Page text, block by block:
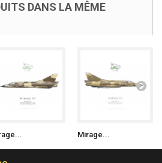
DANS LA MÊME
Mirage...